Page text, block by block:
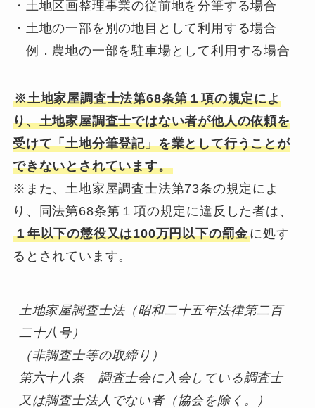
・土地区画整理事業の従前地を分筆する場合
・土地の一部を別の地目として利用する場合
例．農地の一部を駐車場として利用する場合
※土地家屋調査士法第68条第１項の規定によ
り、土地家屋調査士ではない者が他人の依頼を
受けて「土地分筆登記」を業として行うことが
できないとされています。
※また、土地家屋調査士法第73条の規定によ
り、同法第68条第１項の規定に違反した者は、
１年以下の懲役又は100万円以下の罰金に処す
るとされています。
土地家屋調査士法（昭和二十五年法律第二百
二十八号）
（非調査士等の取締り）
第六十八条　調査士会に入会している調査士
又は調査士法人でない者（協会を除く。）